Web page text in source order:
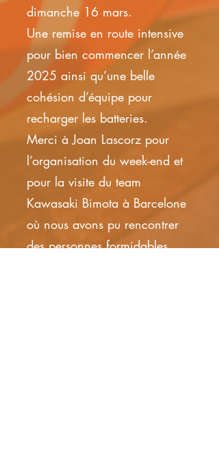
dimanche 16 mars.
Une remise en route intensive
pour bien commencer l’année
2025 ainsi qu’une belle
cohésion d’équipe pour
recharger les batteries.
Merci à Joan Lascorz pour
l’organisation du week-end et
pour la visite du team
Kawasaki Bimota à Barcelone
où nous avons pu rencontrer
des personnes formidables.